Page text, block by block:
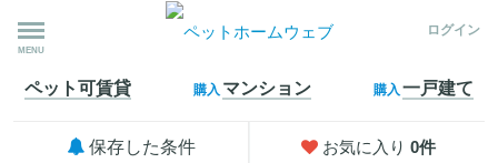
MENU
ログイン
ペット可賃貸 購入 マンション 購入 一戸建て
保存した条件 お気に入り 0件